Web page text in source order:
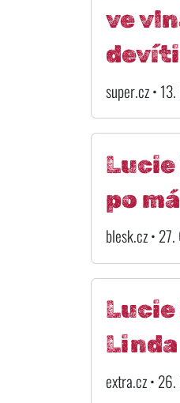
ve
super.cz •
po
blesk.cz •
extra.cz •